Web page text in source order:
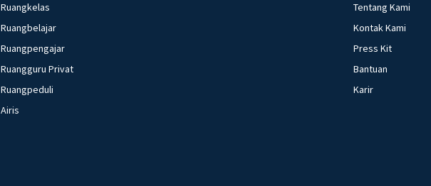
Ruangkelas
Ruangbelajar
Ruangpengajar
Ruangguru Privat
Ruangpeduli
Airis
Tentang Kami
Kontak Kami
Press Kit
Bantuan
Karir